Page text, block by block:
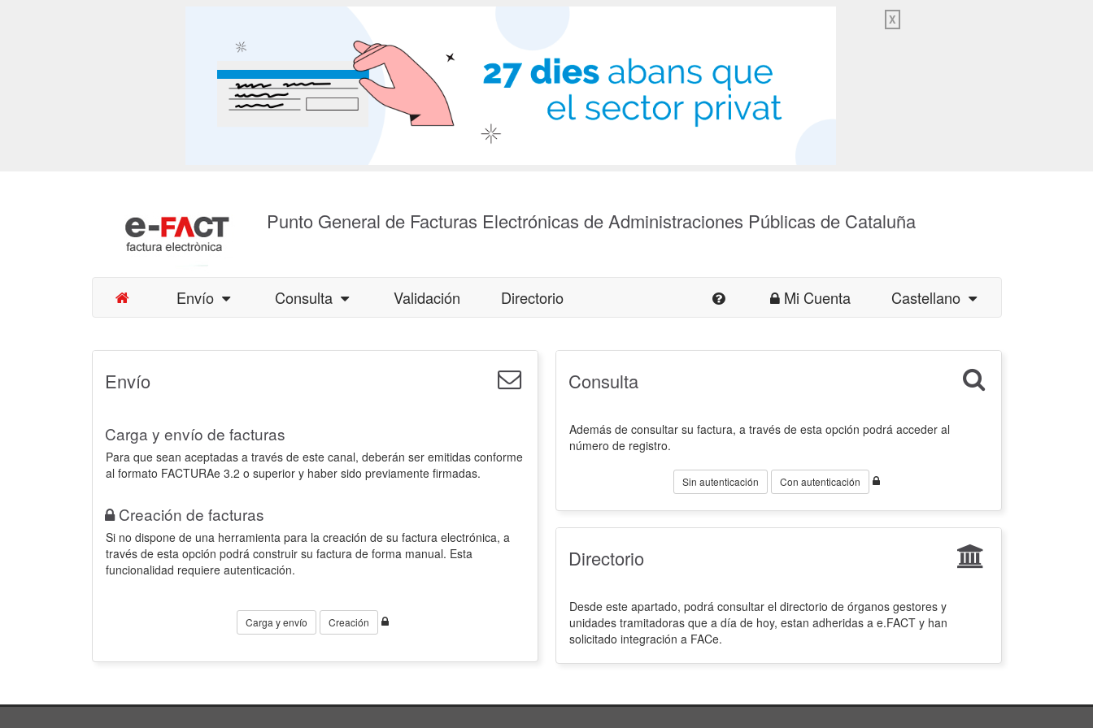
X
Punto General de Facturas Electrónicas de Administraciones Públicas de Cataluña
Envío Consulta Validación Directorio Mi Cuenta Castellano
Envío
Carga y envío de facturas
Para que sean aceptadas a través de este canal, deberán ser emitidas conforme
al formato FACTURAe 3.2 o superior y haber sido previamente firmadas.
Creación de facturas
Si no dispone de una herramienta para la creación de su factura electrónica, a
través de esta opción podrá construir su factura de forma manual. Esta
funcionalidad requiere autenticación.
Carga y envío Creación
Consulta
Además de consultar su factura, a través de esta opción podrá acceder al
número de registro.
Sin autenticación Con autenticación
Directorio
Desde este apartado, podrá consultar el directorio de órganos gestores y
unidades tramitadoras que a día de hoy, estan adheridas a e.FACT y han
solicitado integración a FACe.